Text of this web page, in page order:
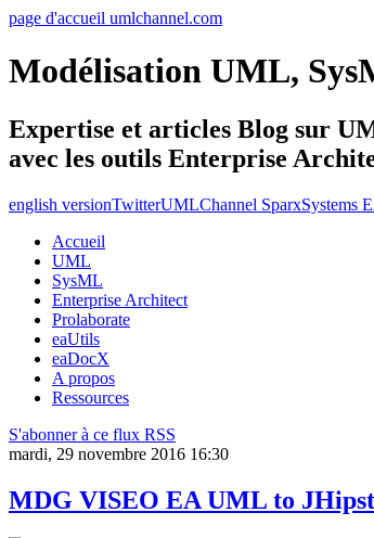
page d'accueil umlchannel.com
Modélisation UML,
Expertise et articles Blog sur
avec les outils Enterprise
english versionTwitterUMLChannel SparxSystems
Accueil
UML
SysML
Enterprise Architect
Prolaborate
eaUtils
eaDocX
A propos
Ressources
S'abonner à ce flux RSS
mardi, 29 novembre 2016 16:30
MDG VISEO EA UML to